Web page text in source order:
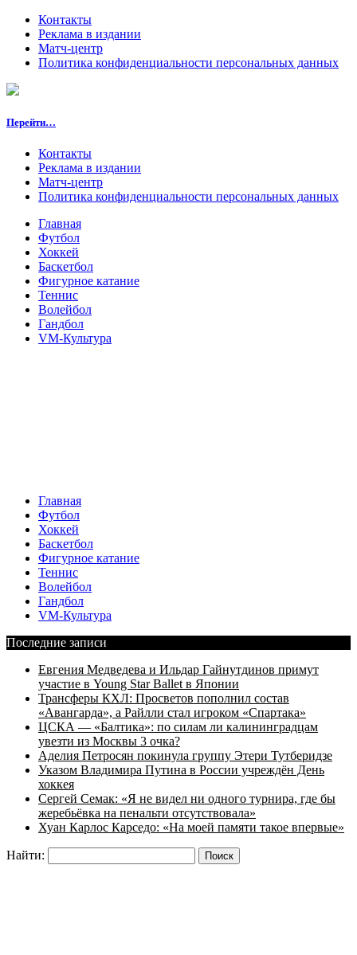
Контакты
Реклама в издании
Матч-центр
Политика конфиденциальности персональных данных
Перейти…
Контакты
Реклама в издании
Матч-центр
Политика конфиденциальности персональных данных
Главная
Футбол
Хоккей
Баскетбол
Фигурное катание
Теннис
Волейбол
Гандбол
VM-Культура
Главная
Футбол
Хоккей
Баскетбол
Фигурное катание
Теннис
Волейбол
Гандбол
VM-Культура
Последние записи
Евгения Медведева и Ильдар Гайнутдинов примут
участие в Young Star Ballet в Японии
Трансферы КХЛ: Просветов пополнил состав
«Авангарда», а Райлли стал игроком «Спартака»
ЦСКА — «Балтика»: по силам ли калининградцам
увезти из Москвы 3 очка?
Аделия Петросян покинула группу Этери Тутберидзе
Указом Владимира Путина в России учреждён День
хоккея
Сергей Семак: «Я не видел ни одного турнира, где бы
жеребьёвка на пенальти отсутствовала»
Хуан Карлос Карседо: «На моей памяти такое впервые»
Найти: